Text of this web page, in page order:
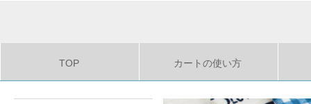
TOP カートの使い方